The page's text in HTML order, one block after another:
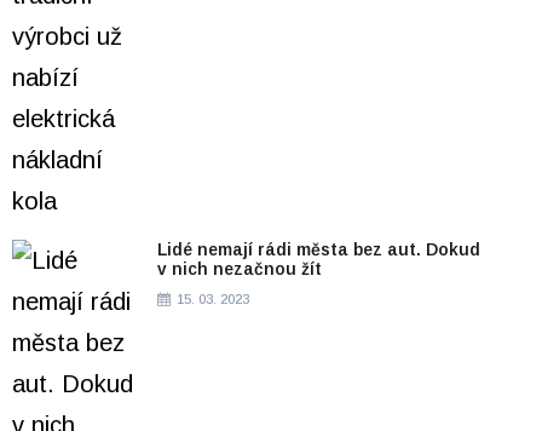
Lidé nemají rádi města bez aut. Dokud
v nich nezačnou žít
15. 03. 2023